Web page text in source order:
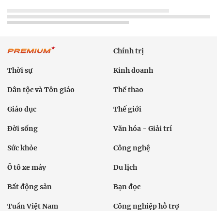
Chính trị
Thời sự Kinh doanh
Dân tộc và Tôn giáo Thể thao
Giáo dục Thế giới
Đời sống Văn hóa - Giải trí
Sức khỏe Công nghệ
Ô tô xe máy Du lịch
Bất động sản Bạn đọc
Tuần Việt Nam Công nghiệp hỗ trợ